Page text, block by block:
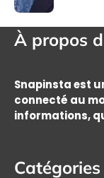
À propos
Snapinsta est
connecté au
informations,
Catégories